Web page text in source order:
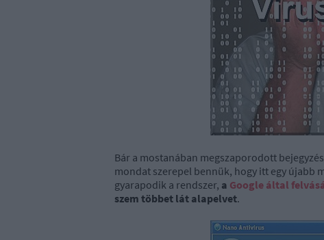
Bár a mostanában megszaporodott
mondat szerepel bennük, hogy itt egy újabb
gyarapodik a rendszer, a Google által
szem többet lát alapelvet.